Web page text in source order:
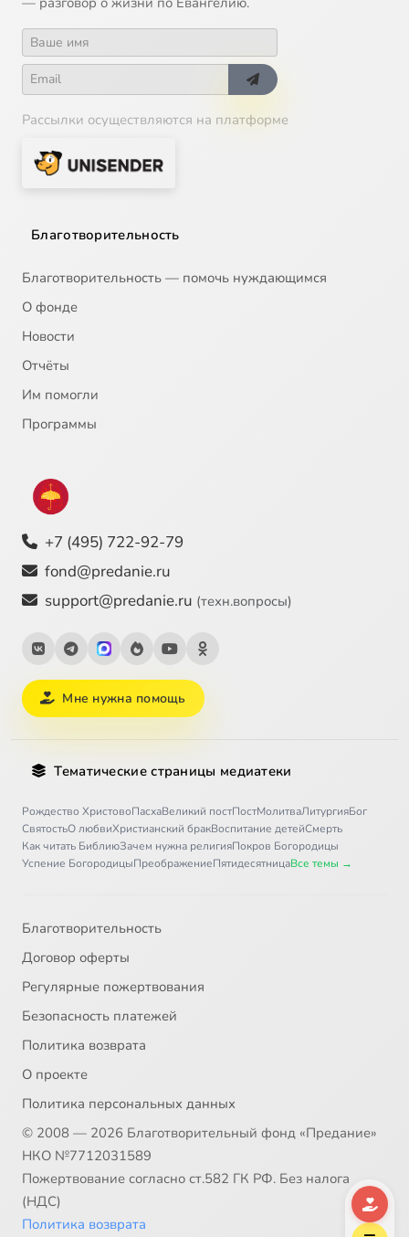
Рассылки осуществляются на платформе
Благотворительность
Благотворительность — помочь нуждающимся
О фонде
Новости
Отчёты
Им помогли
Программы
+7 (495) 722-92-79
fond@predanie.ru
support@predanie.ru (техн.вопросы)
Мне нужна помощь
Тематические страницы медиатеки
Рождество ХристовоПасхаВеликий постПостМолитваЛитургияБог
СвятостьО любвиХристианский бракВоспитание детейСмерть
Как читать БиблиюЗачем нужна религияПокров Богородицы
Успение БогородицыПреображениеПятидесятницаВсе темы →
Благотворительность
Договор оферты
Регулярные пожертвования
Безопасность платежей
Политика возврата
О проекте
Политика персональных данных
© 2008 — 2026 Благотворительный фонд «Предание»
НКО №7712031589
Пожертвование согласно ст.582 ГК РФ. Без налога
(НДС)
Политика возврата